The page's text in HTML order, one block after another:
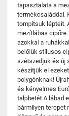
tapasztalata a
termékcsaláddal.
tompítsuk lépteit.
mezítlábas
azokkal a
belőlük stílusos
szétszedjük és új
készítjük el
bolygónknak!
és kényelmes
talpbetét A lábad
bármilyen terepet